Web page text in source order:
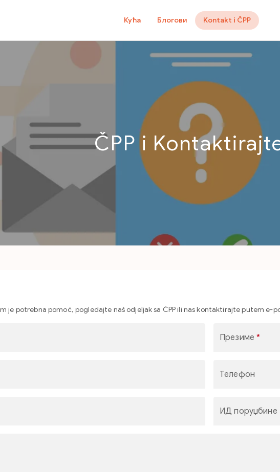
Кућа Блогови Kontakt i ČPP
ČPP i
je potrebna pomoć, pogledajte naš odjeljak sa ČPP ili nas kontaktirajte putem e-
Презиме*
Телефон
ИД поруџбине